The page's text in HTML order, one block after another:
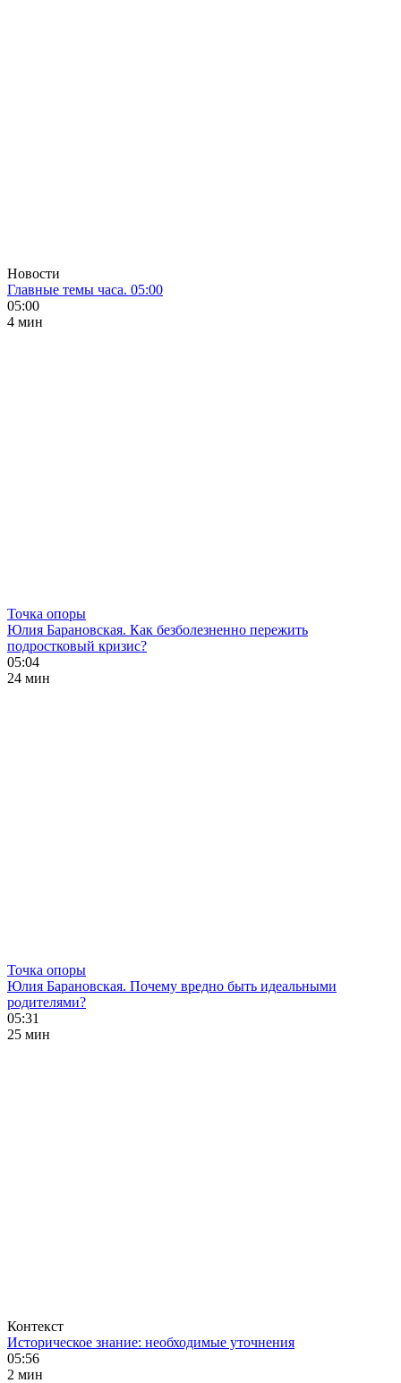
Новости
Главные темы часа. 05:00
05:00
4 мин
Точка опоры
Юлия Барановская. Как безболезненно пережить
подростковый кризис?
05:04
24 мин
Точка опоры
Юлия Барановская. Почему вредно быть идеальными
родителями?
05:31
25 мин
Контекст
Историческое знание: необходимые уточнения
05:56
2 мин